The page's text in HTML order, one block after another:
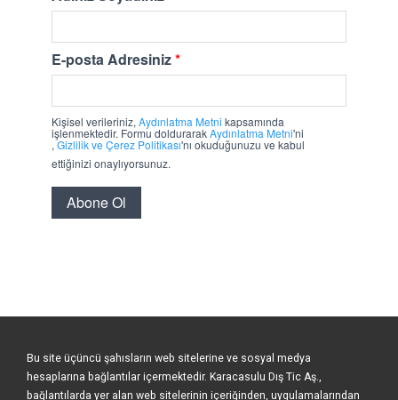
Bu site üçüncü şahısların web sitelerine ve sosyal medya
hesaplarına bağlantılar içermektedir. Karacasulu Dış Tic Aş.,
bağlantılarda yer alan web sitelerinin içeriğinden, uygulamalarından